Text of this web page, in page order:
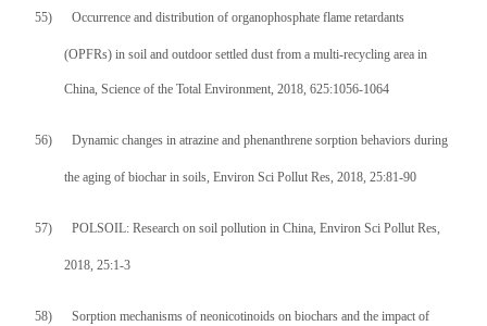
55) Occurrence and distribution of organophosphate flame retardants
(OPFRs) in soil and outdoor settled dust from a multi-recycling area in
China, Science of the Total Environment, 2018, 625:1056-1064
56) Dynamic changes in atrazine and phenanthrene sorption behaviors during
the aging of biochar in soils, Environ Sci Pollut Res, 2018, 25:81-90
57) POLSOIL: Research on soil pollution in China, Environ Sci Pollut Res,
2018, 25:1-3
58) Sorption mechanisms of neonicotinoids on biochars and the impact of